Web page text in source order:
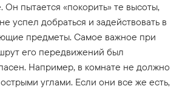
Он пытается «покорить» те высоты,
успел добраться и задействовать в
предметы. Самое важное при
его передвижений был
Например, в комнате не должно
углами. Если они все же есть,